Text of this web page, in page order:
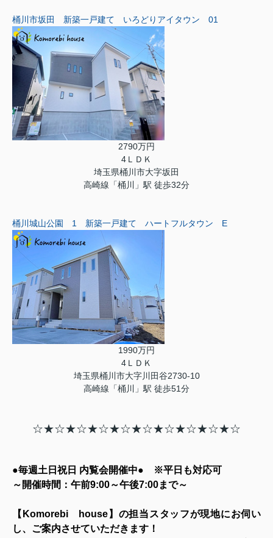
桶川市坂田 新築一戸建て いろどりアイタウン 01
2790万円
4ＬＤＫ
埼玉県桶川市大字坂田
高崎線「桶川」駅 徒歩32分
桶川城山公園 1 新築一戸建て ハートフルタウン E
1990万円
4ＬＤＫ
埼玉県桶川市大字川田谷2730-10
高崎線「桶川」駅 徒歩51分
☆★☆★☆★☆★☆★☆★☆★☆★☆★☆
●毎週土日祝日 内覧会開催中● ※平日も対応可
～開催時間：午前9:00～午後7:00まで～
【Komorebi house】の担当スタッフが現地にお伺い
し、ご案内させていただきます！